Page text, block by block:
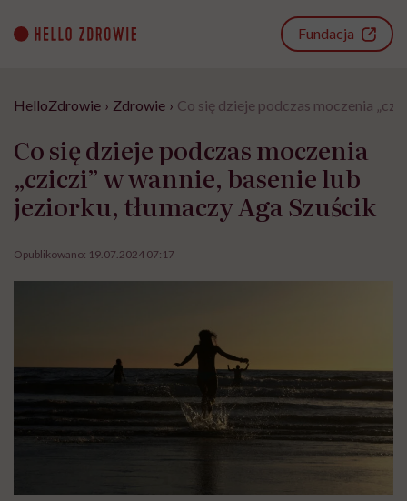
content
Fundacja
HelloZdrowie › Zdrowie › Co się dzieje podczas moczenia
Co się dzieje podczas moczenia
„cziczi” w wannie, basenie lub
jeziorku, tłumaczy Aga Szuścik
Opublikowano: 19.07.2024 07:17